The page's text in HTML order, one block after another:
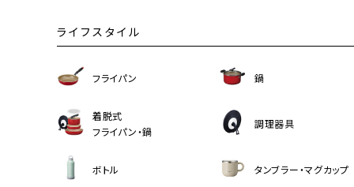
ライフスタイル
フライパン 鍋
着脱式
フライパン・鍋
調理器具
ボトル タンブラー・マグカップ